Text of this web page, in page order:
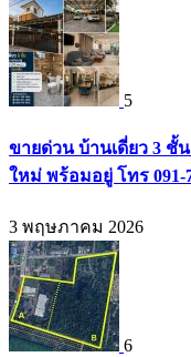
5
ขายด่วน บ้านเดี่ยว 3 ชั้
ใหม่ พร้อมอยู่ โทร 091-
3 พฤษภาคม 2026
6